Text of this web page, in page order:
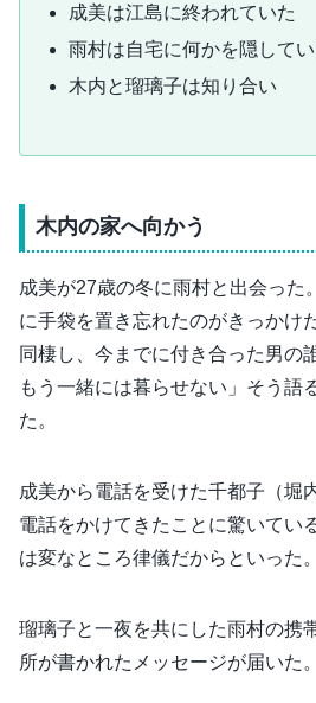
成美は江島に終われていた
雨村は自宅に何かを隠してい
木内と瑠璃子は知り合い
木内の家へ向かう
成美が27歳の冬に雨村と出会った
に手袋を置き忘れたのがきっかけ
同棲し、今までに付き合った男の
もう一緒には暮らせない」そう語
た。
成美から電話を受けた千都子（堀
電話をかけてきたことに驚いてい
は変なところ律儀だからといった。
瑠璃子と一夜を共にした雨村の携
所が書かれたメッセージが届いた。